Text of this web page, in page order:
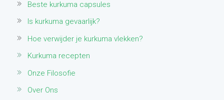
Beste kurkuma capsules
Is kurkuma gevaarlijk?
Hoe verwijder je kurkuma vlekken?
Kurkuma recepten
Onze Filosofie
Over Ons